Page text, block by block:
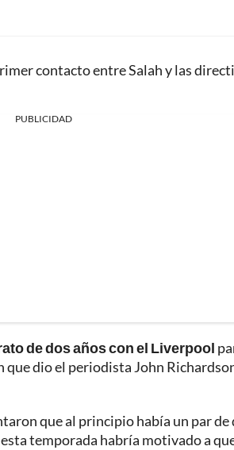
contacto entre Salah y las
PUBLICIDAD
de dos años con el Liverpool
dio el periodista John
que al principio había un par
temporada habría motivado a